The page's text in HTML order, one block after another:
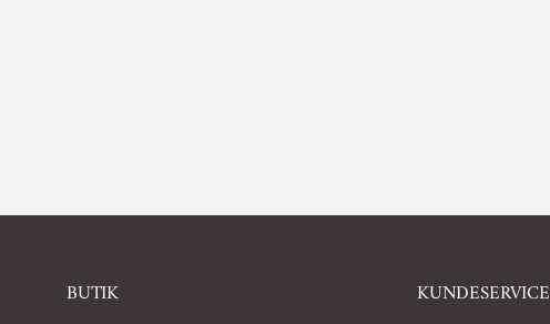
BUTIK KUNDESERVICE